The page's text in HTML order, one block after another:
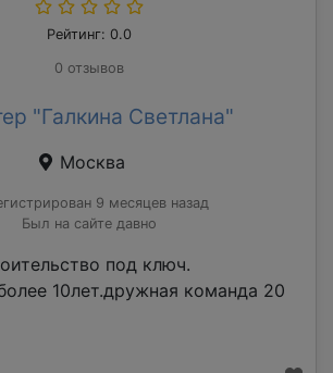
Рейтинг: 0.0
0 отзывов
"Галкина Светлана"
Москва
9 месяцев назад
Был на сайте давно
под ключ.
10лет.дружная команда 20